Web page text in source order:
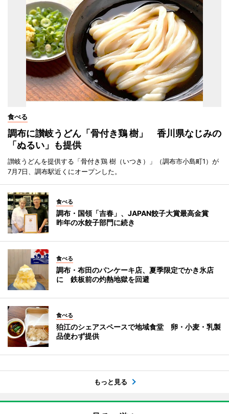
食べる
調布に讃岐うどん「骨付き鶏 樹」 香川県なじみの
「ぬるい」も提供
讃岐うどんを提供する「骨付き鶏 樹（いつき）」（調布市小島町1）が
7月7日、調布駅近くにオープンした。
食べる
調布・国領「吉春」、JAPAN餃子大賞最高金賞
昨年の水餃子部門に続き
食べる
調布・布田のパンケーキ店、夏季限定でかき氷店
に 鉄板前の灼熱地獄を回避
食べる
狛江のシェアスペースで地域食堂 卵・小麦・乳製
品使わず提供
もっと見る